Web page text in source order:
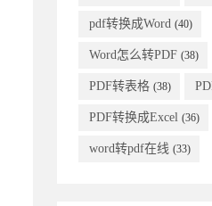
pdf转换成Word (40)
Word怎么转PDF (38)
PDF转表格 (38)
PDF转换成Excel (36)
word转pdf在线 (33)